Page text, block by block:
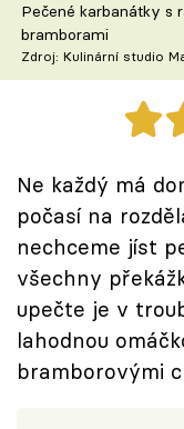
Těhotnej
Sledujte
Sledujte nás
Pečené karbanátky s
bramborami
Zdroj: Kulinární studio
Ne každý má
počasí na
nechceme jíst
všechny
upečte je v
lahodnou
bramborovými